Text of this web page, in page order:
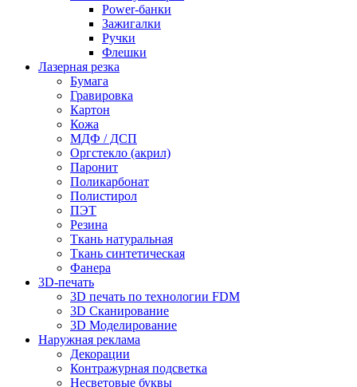
Power-банки
Зажигалки
Ручки
Флешки
Лазерная резка
Бумага
Гравировка
Картон
Кожа
МДФ / ДСП
Оргстекло (акрил)
Паронит
Поликарбонат
Полистирол
ПЭТ
Резина
Ткань натуральная
Ткань синтетическая
Фанера
3D-печать
3D печать по технологии FDM
3D Сканирование
3D Моделирование
Наружная реклама
Декорации
Контражурная подсветка
Несветовые буквы